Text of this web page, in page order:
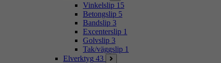
Vinkelslip 15
Betongslip 5
Bandslip 3
Excenterslip 1
Golvslip 3
Tak/väggslip 1
Elverktyg 43